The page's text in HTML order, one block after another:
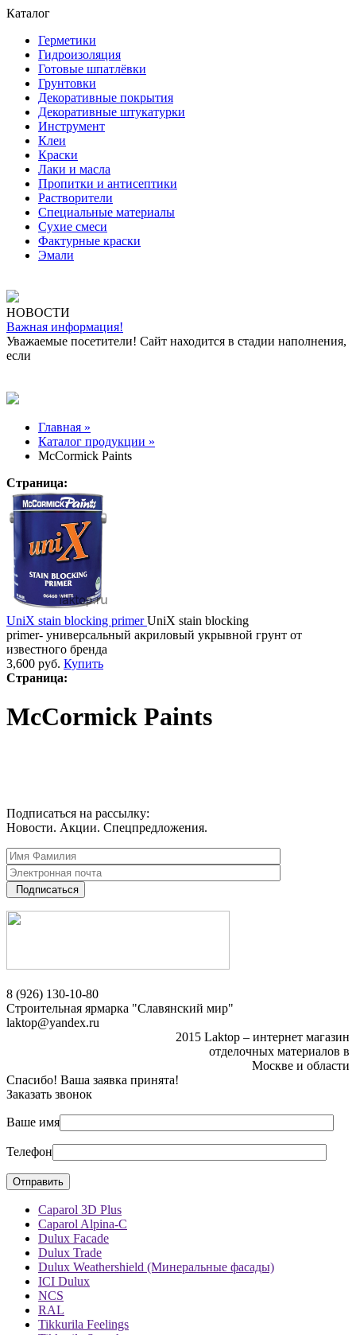
Каталог
Герметики
Гидроизоляция
Готовые шпатлёвки
Грунтовки
Декоративные покрытия
Декоративные штукатурки
Инструмент
Клеи
Краски
Лаки и масла
Пропитки и антисептики
Растворители
Специальные материалы
Сухие смеси
Фактурные краски
Эмали
НОВОСТИ
Важная информация!
Уважаемые посетители! Сайт находится в стадии наполнения,
если
Главная »
Каталог продукции »
McCormick Paints
Страница:
UniX stain blocking primerUniX stain blocking
primer- универсальный акриловый укрывной грунт от
известного бренда
3,600 руб. Купить
Страница:
McCormick Paints
Подписаться на рассылку:
Новости. Акции. Спецпредложения.
Подписаться
8 (926) 130-10-80
Строительная ярмарка "Славянский мир"
laktop@yandex.ru
2015 Laktop – интернет магазин
отделочных материалов в
Москве и области
Спасибо! Ваша заявка принята!
Заказать звонок
Ваше имя
Телефон
Caparol 3D Plus
Caparol Alpina-C
Dulux Facade
Dulux Trade
Dulux Weathershield (Минеральные фасады)
ICI Dulux
NCS
RAL
Tikkurila Feelings